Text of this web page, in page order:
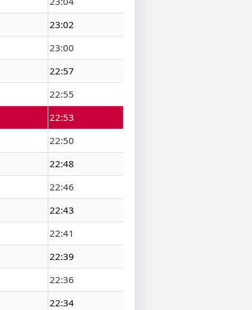
23:02
23:00
22:57
22:55
22:53
22:50
22:48
22:46
22:43
22:41
22:39
22:36
22:34